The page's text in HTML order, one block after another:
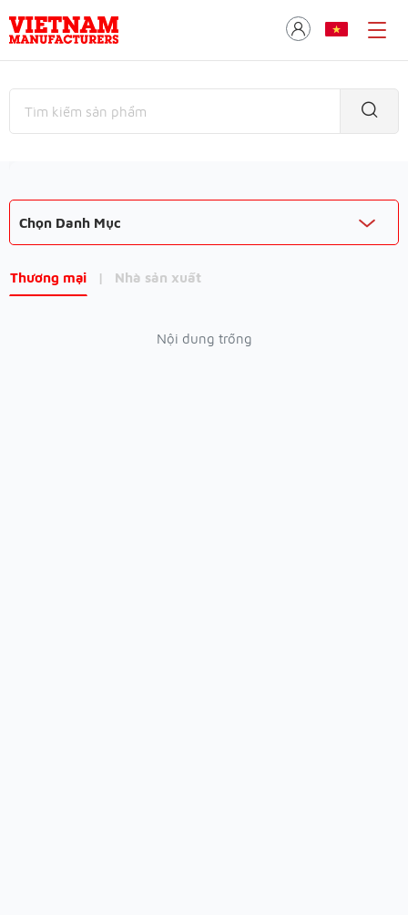
Chọn Danh Mục
Thương mại | Nhà sản xuất
Nội dung trống